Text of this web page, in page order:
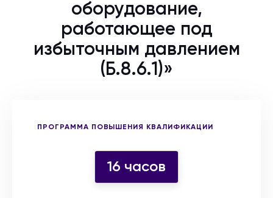
оборудование,
работающее под
избыточным давлением
(Б.8.6.1)»
ПРОГРАММА ПОВЫШЕНИЯ КВАЛИФИКАЦИИ
Выберите форму участия
16 часов